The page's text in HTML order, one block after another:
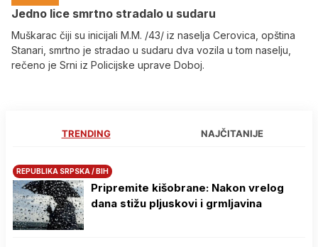
Јedno lice smrtno stradalo u sudaru
Muškarac čiji su inicijali M.M. /43/ iz naselja Cerovica, opština
Stanari, smrtno je stradao u sudaru dva vozila u tom naselju,
rečeno je Srni iz Policijske uprave Doboj.
TRENDING NAJČITANIJE
REPUBLIKA SRPSKA / BIH
Pripremite kišobrane: Nakon vrelog
dana stižu pljuskovi i grmljavina